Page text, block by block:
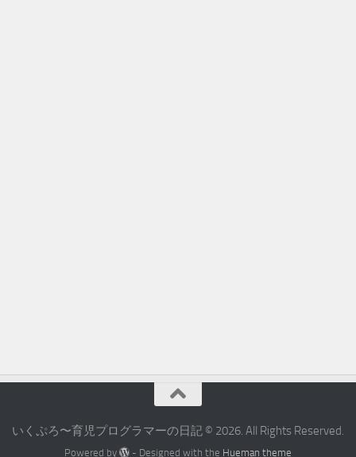
いくぷろ〜育児プログラマーの日記 © 2026. All Rights Reserved.
Powered by - Designed with the Hueman theme